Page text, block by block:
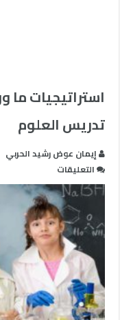
استراتيجيات ما
تدريس العلوم
إيمان عوض رشيد الحربي
التعليقات
استراتيجيات
ما
وراء
المعرفة
ودورها
في
تدريس
العلوم
مغلقة